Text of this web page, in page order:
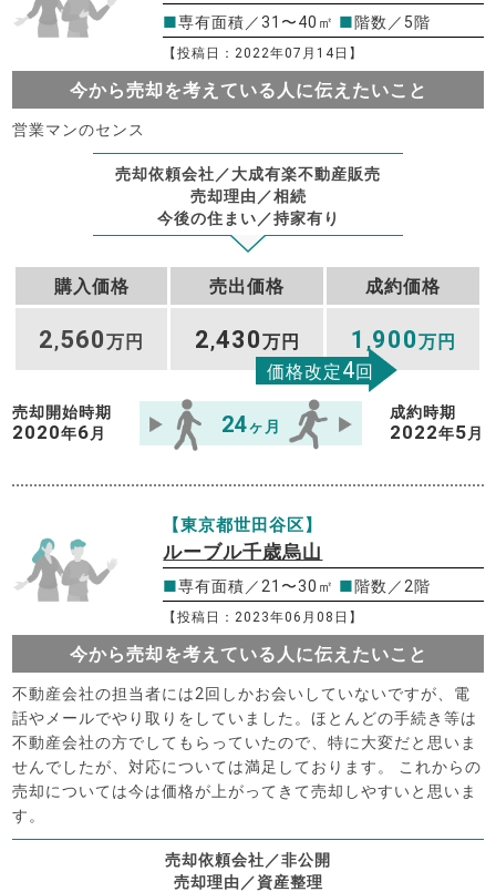
■専有面積／31〜40㎡ ■階数／5階
【投稿日：2022年07月14日】
今から売却を考えている人に伝えたいこと
営業マンのセンス
売却依頼会社／大成有楽不動産販売
売却理由／相続
今後の住まい／持家有り
購入価格 売出価格 成約価格
2,560万円 2,430万円 1 ,900万円
価格改定4回
売却開始時期
2020年6 月 24ヶ月
成約時期
2022年5 月
【東京都世田谷区】
ルーブル千歳烏山
■専有面積／21〜30㎡ ■階数／2階
【投稿日：2023年06月08日】
今から売却を考えている人に伝えたいこと
不動産会社の担当者には2回しかお会いしていないですが、電
話やメールでやり取りをしていました。ほとんどの手続き等は
不動産会社の方でしてもらっていたので、特に大変だと思いま
せんでしたが、対応については満足しております。 これからの
売却については今は価格が上がってきて売却しやすいと思いま
す。
売却依頼会社／非公開
売却理由／資産整理